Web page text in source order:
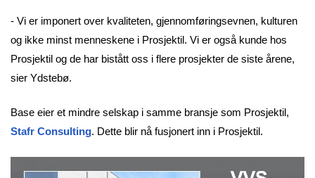
- Vi er imponert over kvaliteten, gjennomføringsevnen, kulturen
og ikke minst menneskene i Prosjektil. Vi er også kunde hos
Prosjektil og de har bistått oss i flere prosjekter de siste årene,
sier Ydstebø.
Base eier et mindre selskap i samme bransje som Prosjektil,
Stafr Consulting. Dette blir nå fusjonert inn i Prosjektil.